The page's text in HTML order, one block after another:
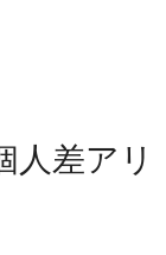
差アリ